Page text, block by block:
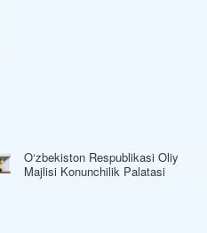
O‘zbekiston Respublikasi Oliy
Majlisi Konunchilik Palatasi